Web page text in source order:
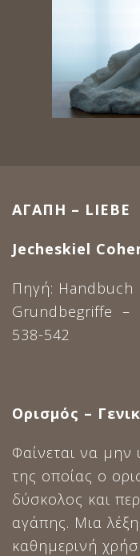
ΑΓΑΠΗ – LIEBE
Jecheskiel
Πηγή: Handbuch
Grundbegriffe –
538-542
Ορισμός –
Φαίνεται να μην
της οποίας ο
δύσκολος και
αγάπης. Μια
καθημερινή